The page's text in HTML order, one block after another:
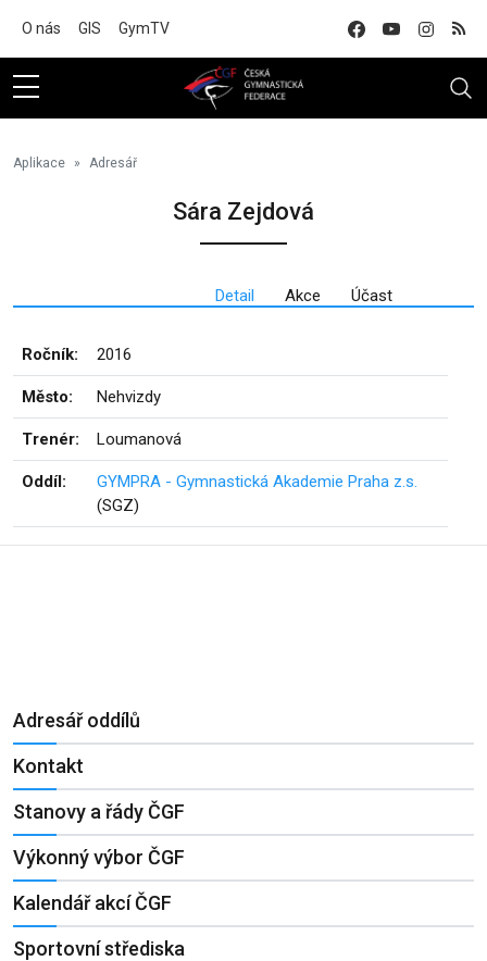
O nás GIS GymTV
Aplikace Adresář
Sára Zejdová
Detail Akce Účast
Ročník: 2016
Město: Nehvizdy
Trenér: Loumanová
Oddíl:
GYMPRA - Gymnastická Akademie Praha z.s.
(SGZ)
Adresář oddílů
Kontakt
Stanovy a řády ČGF
Výkonný výbor ČGF
Kalendář akcí ČGF
Sportovní střediska